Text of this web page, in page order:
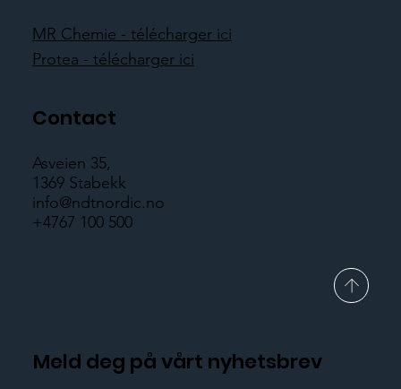
MR Chemie - télécharger ici
Protea - télécharger ici
Contact
Asveien 35,
1369 Stabekk
info@ndtnordic.no
+4767 100 500
Meld deg på vårt nyhetsbrev